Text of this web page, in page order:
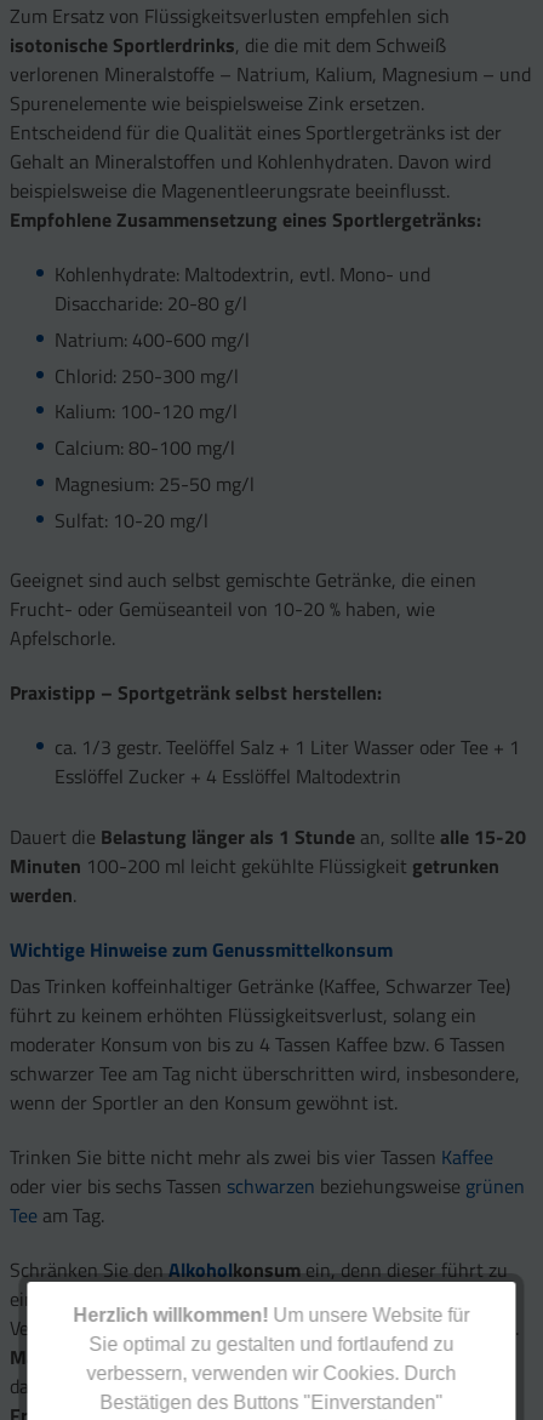
Herzlich willkommen! Um unsere Website für
Sie optimal zu gestalten und fortlaufend zu
verbessern, verwenden wir Cookies. Durch
Bestätigen des Buttons "Einverstanden"
Zum Ersatz von Flüssigkeitsverlusten empfehlen sich
isotonische Sportlerdrinks, die die mit dem Schweiß
verlorenen Mineralstoffe – Natrium, Kalium, Magnesium – und
Spurenelemente wie beispielsweise Zink ersetzen.
Entscheidend für die Qualität eines Sportlergetränks ist der
Gehalt an Mineralstoffen und Kohlenhydraten. Davon wird
beispielsweise die Magenentleerungsrate beeinflusst.
Empfohlene Zusammensetzung eines Sportlergetränks:
Kohlenhydrate: Maltodextrin, evtl. Mono- und
Disaccharide: 20-80 g/l
Natrium: 400-600 mg/l
Chlorid: 250-300 mg/l
Kalium: 100-120 mg/l
Calcium: 80-100 mg/l
Magnesium: 25-50 mg/l
Sulfat: 10-20 mg/l
Geeignet sind auch selbst gemischte Getränke, die einen
Frucht- oder Gemüseanteil von 10-20 % haben, wie
Apfelschorle.
Praxistipp – Sportgetränk selbst herstellen:
ca. 1/3 gestr. Teelöffel Salz + 1 Liter Wasser oder Tee + 1
Esslöffel Zucker + 4 Esslöffel Maltodextrin
Dauert die Belastung länger als 1 Stunde an, sollte alle 15-20
Minuten 100-200 ml leicht gekühlte Flüssigkeit getrunken
werden.
Wichtige Hinweise zum Genussmittelkonsum
Das Trinken koffeinhaltiger Getränke (Kaffee, Schwarzer Tee)
führt zu keinem erhöhten Flüssigkeitsverlust, solang ein
moderater Konsum von bis zu 4 Tassen Kaffee bzw. 6 Tassen
schwarzer Tee am Tag nicht überschritten wird, insbesondere,
wenn der Sportler an den Konsum gewöhnt ist.
Trinken Sie bitte nicht mehr als zwei bis vier Tassen Kaffee
oder vier bis sechs Tassen schwarzen beziehungsweise grünen
Tee am Tag.
Schränken Sie den Alkoholkonsum ein, denn dieser führt zu
einer
Verletzungsrisiko sowie verminderter Regenerationsfähigkeit.
Männer
solltentäglich nicht mehr als 25 g Alkoholtrinken,
das entspricht etwa einer Flasche Bier oder 0,25 l Wein.